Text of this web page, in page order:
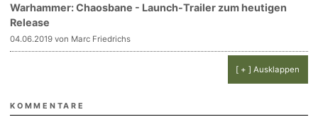
Warhammer: Chaosbane - Launch-Trailer zum heutigen
Release
04.06.2019 von Marc Friedrichs
[ + ] Ausklappen
KOMMENTARE